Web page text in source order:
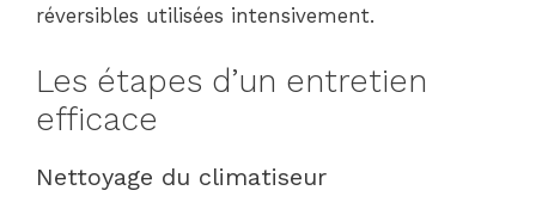
réversibles utilisées intensivement.
Les étapes d’un entretien
efficace
Nettoyage du climatiseur